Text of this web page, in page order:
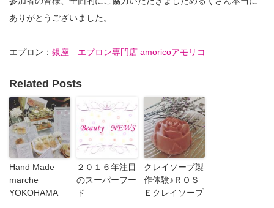
ありがとうございました。
エプロン： 銀座 エプロン専門店 amoricoアモリコ
Related Posts
Hand Made
marche
YOKOHAMA
２０１６年注目
のスーパーフー
ド
クレイソープ製
作体験♪ＲＯＳ
Ｅクレイソープ